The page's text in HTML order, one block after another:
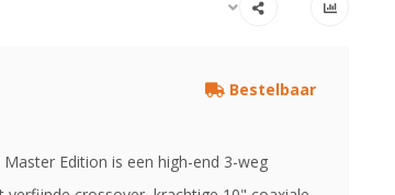
Bestelbaar
Edition is een high-end 3-weg